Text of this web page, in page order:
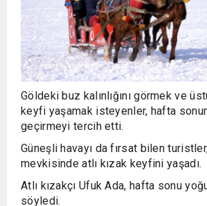
Göldeki buz kalınlığını görmek ve
keyfi yaşamak isteyenler, hafta
geçirmeyi tercih etti.
Güneşli havayı da fırsat bilen
mevkisinde atlı kızak keyfini yaşadı.
Atlı kızakçı Ufuk Ada, hafta sonu
söyledi.